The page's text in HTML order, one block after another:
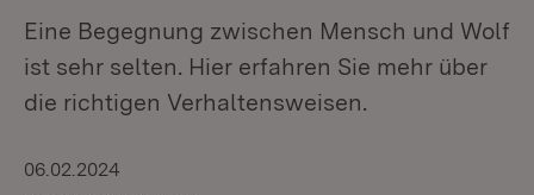
Eine Begegnung zwischen Mensch und Wolf
ist sehr selten. Hier erfahren Sie mehr über
die richtigen Verhaltensweisen.
06.02.2024